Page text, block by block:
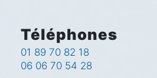
Téléphones
01 89 70 82 18
06 06 70 54 28